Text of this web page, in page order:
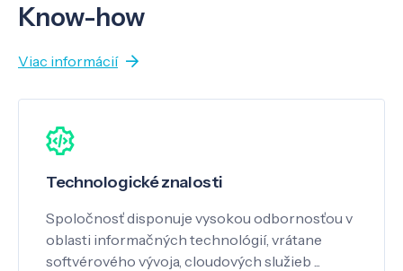
Know-how
Viac informácií
Technologické znalosti
Spoločnosť disponuje vysokou odbornosťou v
oblasti informačných technológií, vrátane
softvérového vývoja, cloudových služieb ...